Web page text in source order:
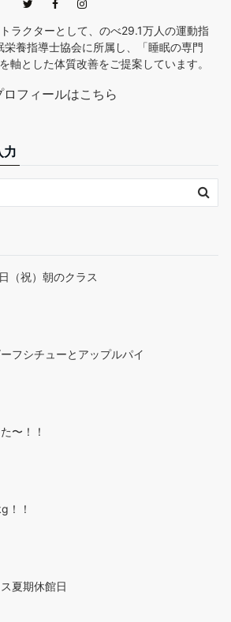
ラクターとして、のべ29.1万人の運動指
栄養指導士協会に所属し、「睡眠の専門
軸とした体質改善をご提案しています。
ロフィールはこちら
力
（祝）朝のクラス
フシチューとアップルパイ
〜！！
！！
夏期休館日